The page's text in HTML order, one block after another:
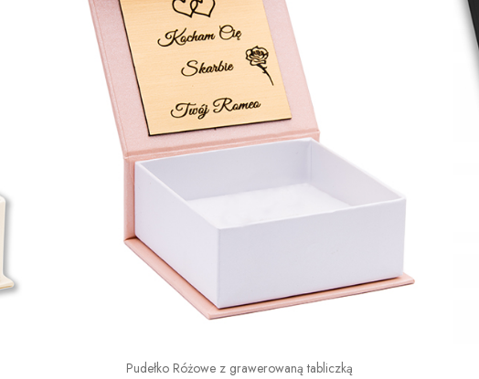
Pudełko Różowe z grawerowaną tabliczką